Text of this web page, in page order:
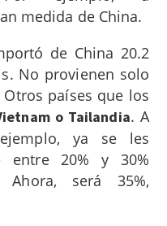
medida de China.
de China 20.2
No provienen solo
países que los
o Tailandia. A
ya se les
entre 20% y 30%
será 35%,